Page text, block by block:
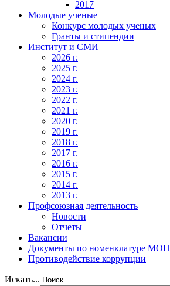
2017
Молодые ученые
Конкурс молодых ученых
Гранты и стипендии
Институт и СМИ
2026 г.
2025 г.
2024 г.
2023 г.
2022 г.
2021 г.
2020 г.
2019 г.
2018 г.
2017 г.
2016 г.
2015 г.
2014 г.
2013 г.
Профсоюзная деятельность
Новости
Отчеты
Вакансии
Документы по номенклатуре МОН
Противодействие коррупции
Искать...